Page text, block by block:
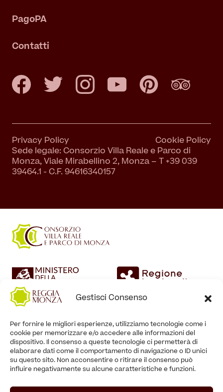
Gestisci Consenso
Per fornire le migliori esperienze, utilizziamo tecnologie come i
cookie per memorizzare e/o accedere alle informazioni del
dispositivo. Il consenso a queste tecnologie ci permetterà di
elaborare dati come il comportamento di navigazione o ID unici
su questo sito. Non acconsentire o ritirare il consenso può
influire negativamente su alcune caratteristiche e funzioni.
PagoPA
Contatti
Privacy Policy
Cookie Policy
Sede legale: Consorzio Villa Reale e Parco di
Monza, Viale Mirabellino 2, Monza – T +39 039
39464.1 - C.F. 94616340157